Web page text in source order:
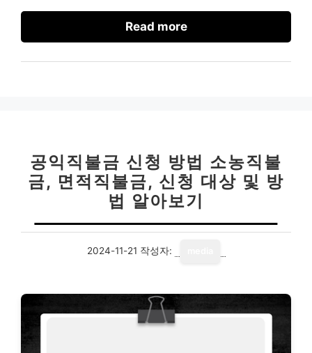
Read more
공익직불금 신청 방법 소농직불
금, 면적직불금, 신청 대상 및 방
법 알아보기
2024-11-21 작성자: